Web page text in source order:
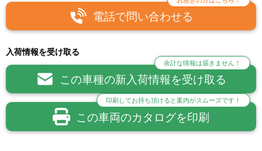
電話で問い合わせる
入荷情報を受け取る
この車種の新入荷情報を受け取る
余計な情報は届きません！
この車両のカタログを印刷
印刷してお持ち頂けると案内がスムーズです！